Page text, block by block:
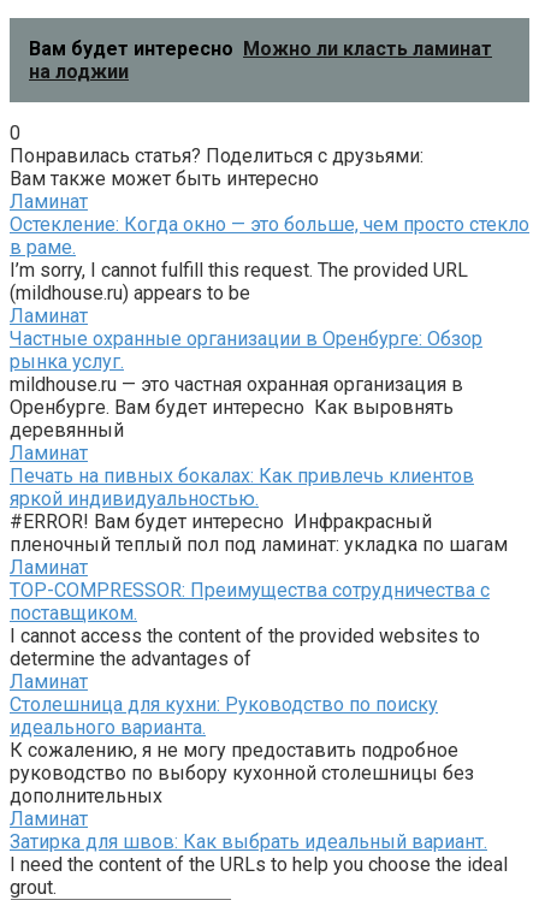
Вам будет интересно Можно ли класть ламинат
на лоджии
0
Понравилась статья? Поделиться с друзьями:
Вам также может быть интересно
Ламинат
Остекление: Когда окно — это больше, чем просто стекло
в раме.
I’m sorry, I cannot fulfill this request. The provided URL
(mildhouse.ru) appears to be
Ламинат
Частные охранные организации в Оренбурге: Обзор
рынка услуг.
mildhouse.ru — это частная охранная организация в
Оренбурге. Вам будет интересно Как выровнять
деревянный
Ламинат
Печать на пивных бокалах: Как привлечь клиентов
яркой индивидуальностью.
#ERROR! Вам будет интересно Инфракрасный
пленочный теплый пол под ламинат: укладка по шагам
Ламинат
TOP-COMPRESSOR: Преимущества сотрудничества с
поставщиком.
I cannot access the content of the provided websites to
determine the advantages of
Ламинат
Столешница для кухни: Руководство по поиску
идеального варианта.
К сожалению, я не могу предоставить подробное
руководство по выбору кухонной столешницы без
дополнительных
Ламинат
Затирка для швов: Как выбрать идеальный вариант.
I need the content of the URLs to help you choose the ideal
grout.